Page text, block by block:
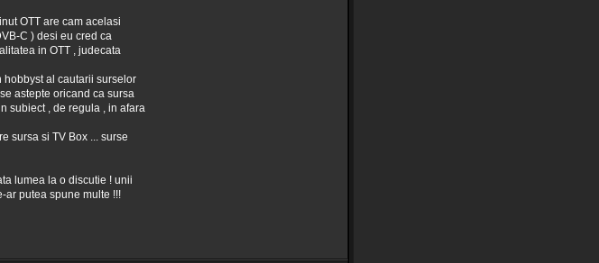
OTT are cam acelasi
C ) desi eu cred ca
in OTT , judecata
hobbyst al cautarii surselor
astepte oricand ca sursa
subiect , de regula , in afara
sursa si TV Box ... surse
lumea la o discutie ! unii
ar putea spune multe !!!